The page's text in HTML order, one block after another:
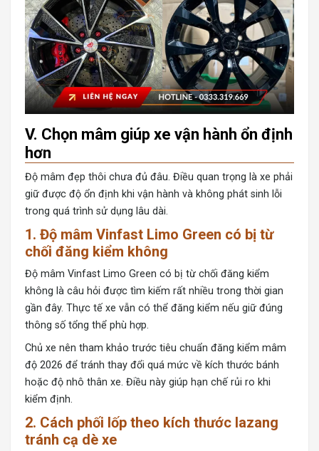
V. Chọn mâm giúp xe vận hành ổn định
hơn
Độ mâm đẹp thôi chưa đủ đâu. Điều quan trọng là xe phải
giữ được độ ổn định khi vận hành và không phát sinh lỗi
trong quá trình sử dụng lâu dài.
1. Độ mâm Vinfast Limo Green có bị từ
chối đăng kiểm không
Độ mâm Vinfast Limo Green có bị từ chối đăng kiểm
không là câu hỏi được tìm kiếm rất nhiều trong thời gian
gần đây. Thực tế xe vẫn có thể đăng kiểm nếu giữ đúng
thông số tổng thể phù hợp.
Chủ xe nên tham khảo trước tiêu chuẩn đăng kiểm mâm
độ 2026 để tránh thay đổi quá mức về kích thước bánh
hoặc độ nhô thân xe. Điều này giúp hạn chế rủi ro khi
kiểm định.
2. Cách phối lốp theo kích thước lazang
tránh cạ dè xe